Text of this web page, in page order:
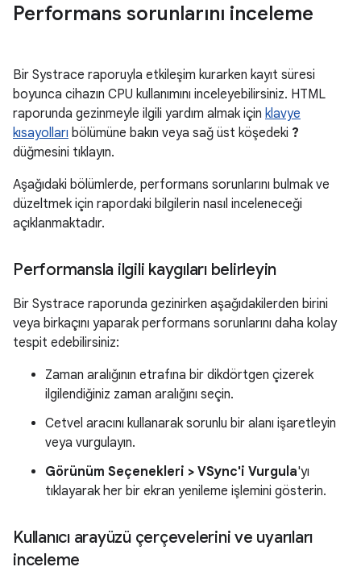
Performans sorunlarını inceleme
Bir Systrace raporuyla etkileşim kurarken kayıt süresi
boyunca cihazın CPU kullanımını inceleyebilirsiniz. HTML
raporunda gezinmeyle ilgili yardım almak için klavye
kısayolları bölümüne bakın veya sağ üst köşedeki ?
düğmesini tıklayın.
Aşağıdaki bölümlerde, performans sorunlarını bulmak ve
düzeltmek için rapordaki bilgilerin nasıl inceleneceği
açıklanmaktadır.
Performansla ilgili kaygıları belirleyin
Bir Systrace raporunda gezinirken aşağıdakilerden birini
veya birkaçını yaparak performans sorunlarını daha kolay
tespit edebilirsiniz:
Zaman aralığının etrafına bir dikdörtgen çizerek
ilgilendiğiniz zaman aralığını seçin.
Cetvel aracını kullanarak sorunlu bir alanı işaretleyin
veya vurgulayın.
Görünüm Seçenekleri > VSync'i Vurgula'yı
tıklayarak her bir ekran yenileme işlemini gösterin.
Kullanıcı arayüzü çerçevelerini ve uyarıları
inceleme